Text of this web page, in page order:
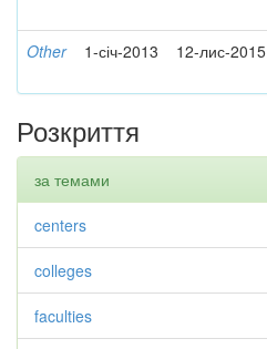
Other 1-січ-2013 12-лис-2015
Розкриття
за темами
centers
colleges
faculties